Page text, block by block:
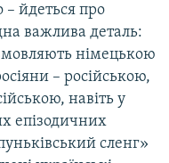
– йдеться про
важлива деталь:
німецькою
– російською,
навіть у
епізодичних
сленг»